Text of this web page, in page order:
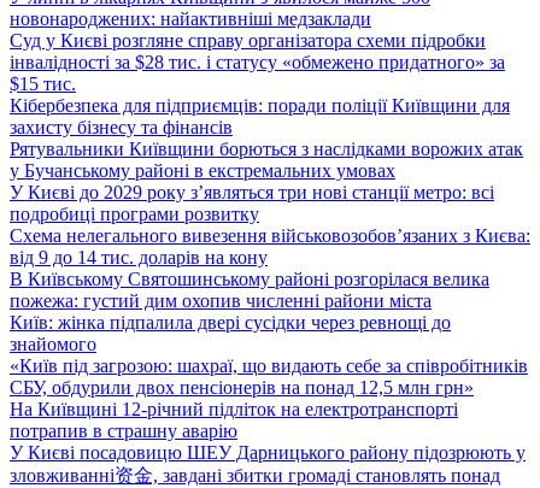
новонароджених: найактивніші медзаклади
Суд у Києві розгляне справу організатора схеми підробки
інвалідності за $28 тис. і статусу «обмежено придатного» за
$15 тис.
Кібербезпека для підприємців: поради поліції Київщини для
захисту бізнесу та фінансів
Рятувальники Київщини борються з наслідками ворожих атак
у Бучанському районі в екстремальних умовах
У Києві до 2029 року з’являться три нові станції метро: всі
подробиці програми розвитку
Схема нелегального вивезення військовозобов’язаних з Києва:
від 9 до 14 тис. доларів на кону
В Київському Святошинському районі розгорілася велика
пожежа: густий дим охопив численні райони міста
Київ: жінка підпалила двері сусідки через ревнощі до
знайомого
«Київ під загрозою: шахраї, що видають себе за співробітників
СБУ, обдурили двох пенсіонерів на понад 12,5 млн грн»
На Київщині 12-річний підліток на електротранспорті
потрапив в страшну аварію
У Києві посадовицю ШЕУ Дарницького району підозрюють у
зловживанні资金, завдані збитки громаді становлять понад